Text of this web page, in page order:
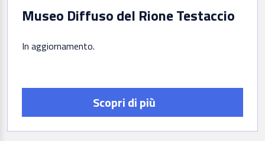
Museo Diffuso del Rione Testaccio
In aggiornamento
Scopri di più